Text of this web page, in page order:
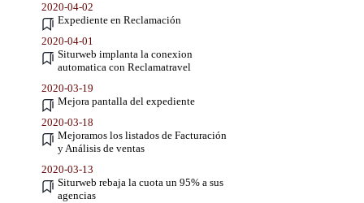
2020-04-02
Expediente en Reclamación
2020-04-01
Siturweb implanta la conexion
automatica con Reclamatravel
2020-03-19
Mejora pantalla del expediente
2020-03-18
Mejoramos los listados de Facturación
y Análisis de ventas
2020-03-13
Siturweb rebaja la cuota un 95% a sus
agencias